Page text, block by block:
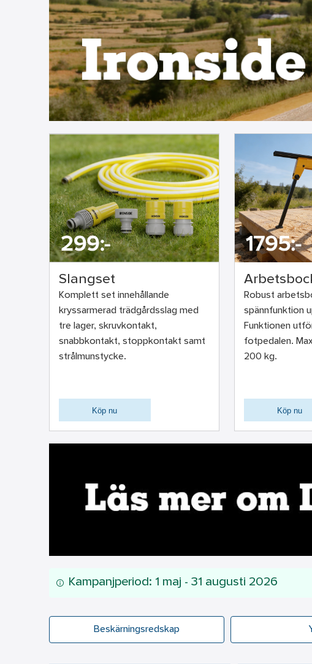
Slangset
Komplett set innehållande
kryssarmerad trädgårdsslag med
tre lager, skruvkontakt,
snabbkontakt, stoppkontakt samt
strålmunstycke.
Köp nu
Robust
spännfunktion
Funktionen
fotpedalen.
200 kg.
Köp nu
Kampanjperiod: 1 maj - 31 augusti 2026
Beskärningsredskap